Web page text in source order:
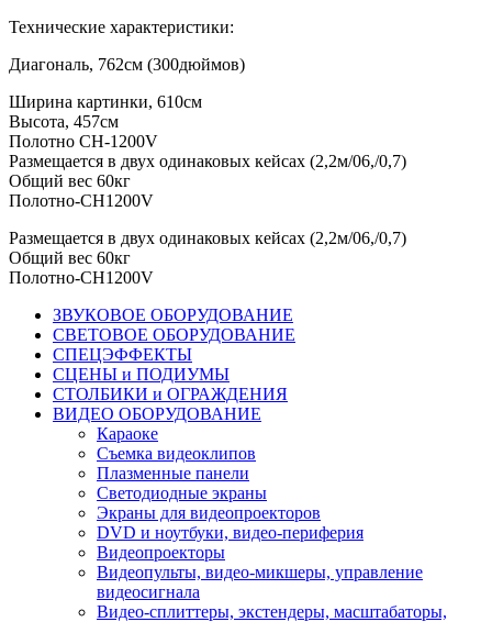
Технические характеристики:
Диагональ, 762см (300дюймов)
Ширина картинки, 610см
Высота, 457см
Полотно CH-1200V
Размещается в двух одинаковых кейсах (2,2м/06,/0,7)
Общий вес 60кг
Полотно-CH1200V
Размещается в двух одинаковых кейсах (2,2м/06,/0,7)
Общий вес 60кг
Полотно-CH1200V
ЗВУКОВОЕ ОБОРУДОВАНИЕ
СВЕТОВОЕ ОБОРУДОВАНИЕ
СПЕЦЭФФЕКТЫ
СЦЕНЫ и ПОДИУМЫ
СТОЛБИКИ и ОГРАЖДЕНИЯ
ВИДЕО ОБОРУДОВАНИЕ
Караоке
Съемка видеоклипов
Плазменные панели
Светодиодные экраны
Экраны для видеопроекторов
DVD и ноутбуки, видео-периферия
Видеопроекторы
Видеопульты, видео-микшеры, управление
видеосигнала
Видео-сплиттеры, экстендеры, масштабаторы,